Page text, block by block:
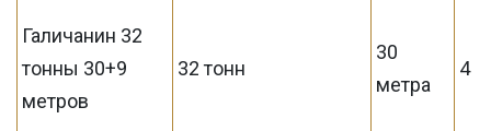
Галичанин 32
тонны 30+9
метров
32 тонн
30
метра
4